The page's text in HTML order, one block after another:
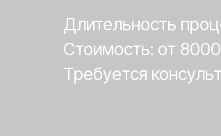
Длительность
Стоимость: от
Требуется